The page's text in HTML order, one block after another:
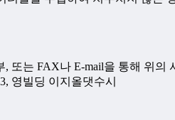
또는 FAX나 E-mail을 통해 위의
영빌딩 이지올댓수시